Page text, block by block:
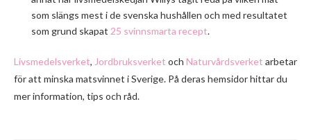
som slängs mest i de svenska hushållen och med resultatet
som grund skapat 25 svinnsmarta recept.
Livsmedelsverket, Jordbruksverket och Naturvårdsverket arbetar
för att minska matsvinnet i Sverige. På deras hemsidor hittar du
mer information, tips och råd.